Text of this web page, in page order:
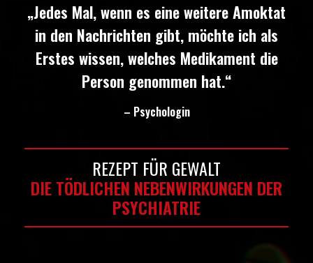
„Jedes Mal, wenn es eine weitere Amoktat
in den Nachrichten gibt, möchte ich als
Erstes wissen, welches Medikament die
Person genommen hat.“
– Psychologin
REZEPT FÜR GEWALT
DIE TÖDLICHEN NEBENWIRKUNGEN DER
PSYCHIATRIE